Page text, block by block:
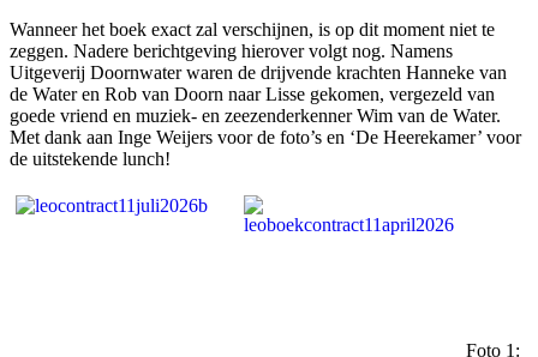
Wanneer het boek exact zal verschijnen, is op dit moment niet te
zeggen. Nadere berichtgeving hierover volgt nog. Namens
Uitgeverij Doornwater waren de drijvende krachten Hanneke van
de Water en Rob van Doorn naar Lisse gekomen, vergezeld van
goede vriend en muziek- en zeezenderkenner Wim van de Water.
Met dank aan Inge Weijers voor de foto’s en ‘De Heerekamer’ voor
de uitstekende lunch!
Foto 1: